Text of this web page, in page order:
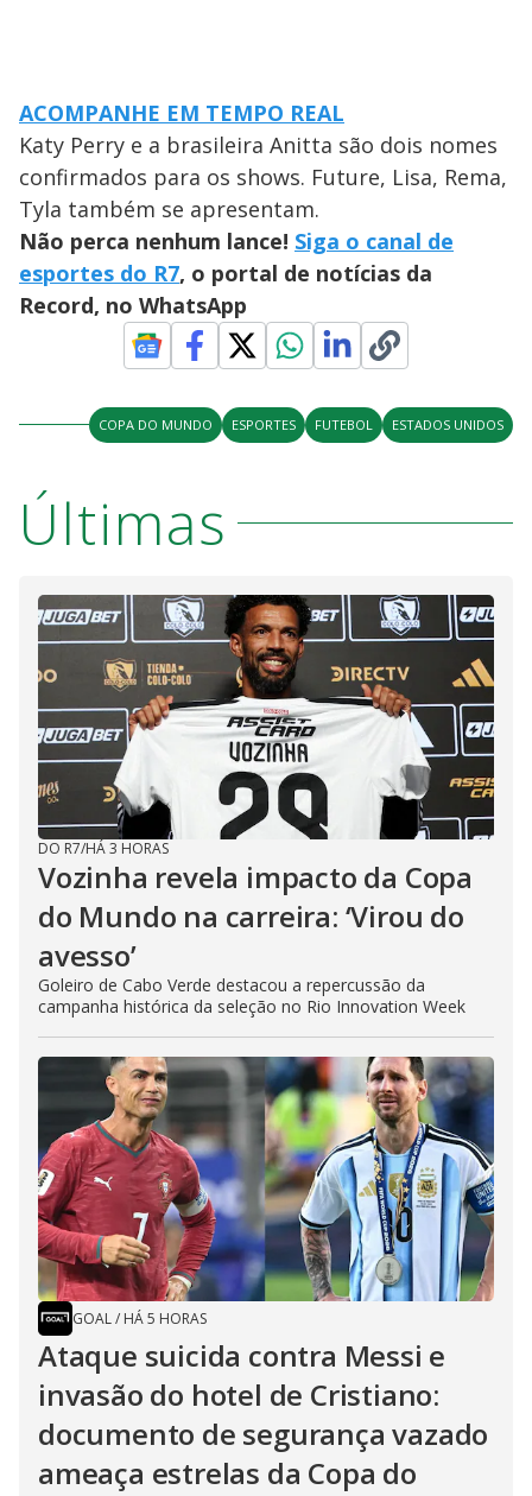
ACOMPANHE EM TEMPO REAL
Katy Perry e a brasileira Anitta são dois nomes
confirmados para os shows. Future, Lisa, Rema,
Tyla também se apresentam.
Não perca nenhum lance! Siga o canal de
esportes do R7, o portal de notícias da
Record, no WhatsApp
COPA DO MUNDO ESPORTES FUTEBOL ESTADOS UNIDOS
Últimas
DO R7/HÁ 3 HORAS
Vozinha revela impacto da Copa
do Mundo na carreira: ‘Virou do
avesso’
Goleiro de Cabo Verde destacou a repercussão da
campanha histórica da seleção no Rio Innovation Week
GOAL/ HÁ 5 HORAS
Ataque suicida contra Messi e
invasão do hotel de Cristiano:
documento de segurança vazado
ameaça estrelas da Copa do